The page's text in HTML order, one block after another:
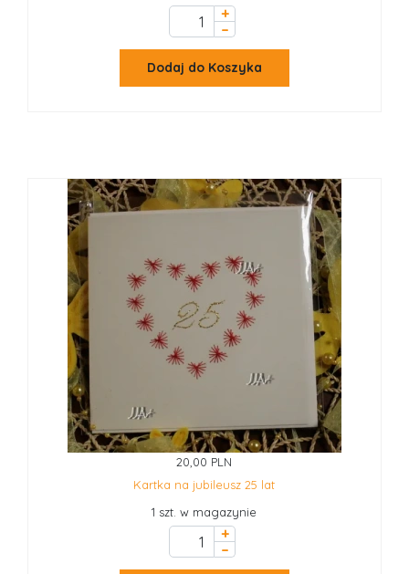
+
–
Dodaj do Koszyka
20,00 PLN
Kartka na jubileusz 25 lat
1 szt. w magazynie
+
–